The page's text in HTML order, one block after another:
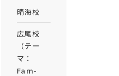
晴海校
広尾校
（テー
マ：
Fam-